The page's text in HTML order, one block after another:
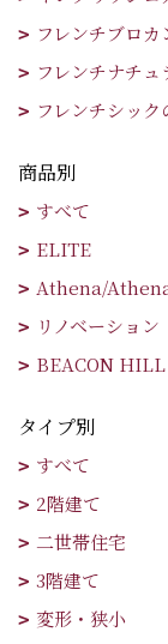
フレンチブロ
フレンチナチュ
フレンチシック
商品別
すべて
ELITE
Athena/
リノベーション
BEACON HILL
タイプ別
すべて
2階建て
二世帯住宅
3階建て
変形・狭小